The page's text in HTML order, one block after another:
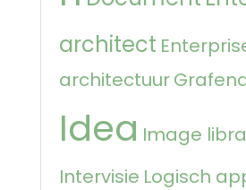
architect
architectuur
Idea Image
Intervisie Logisch